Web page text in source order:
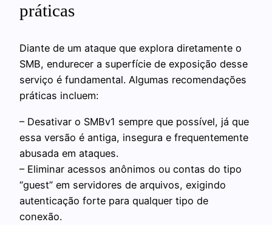
práticas
Diante de um ataque que explora diretamente o
SMB, endurecer a superfície de exposição desse
serviço é fundamental. Algumas recomendações
práticas incluem:
– Desativar o SMBv1 sempre que possível, já que
essa versão é antiga, insegura e frequentemente
abusada em ataques.
– Eliminar acessos anônimos ou contas do tipo
“guest” em servidores de arquivos, exigindo
autenticação forte para qualquer tipo de
conexão.